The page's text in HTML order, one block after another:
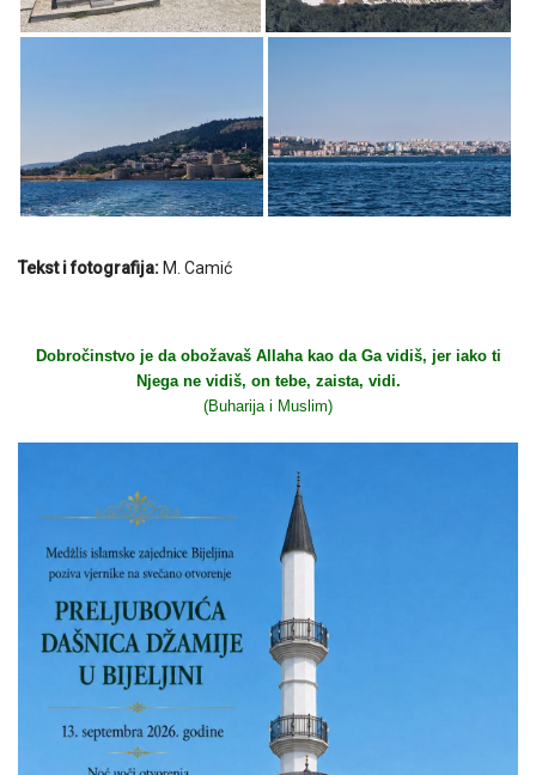
Tekst i fotografija: M. Camić
Dobročinstvo je da obožavaš Allaha kao da Ga vidiš, jer iako ti
Njega ne vidiš, on tebe, zaista, vidi.
(Buharija i Muslim)